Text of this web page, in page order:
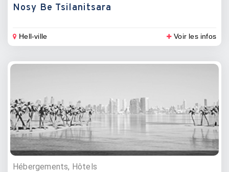
Nosy Be Tsilanitsara
Hell-ville Voir les infos
Hébergements, Hôtels